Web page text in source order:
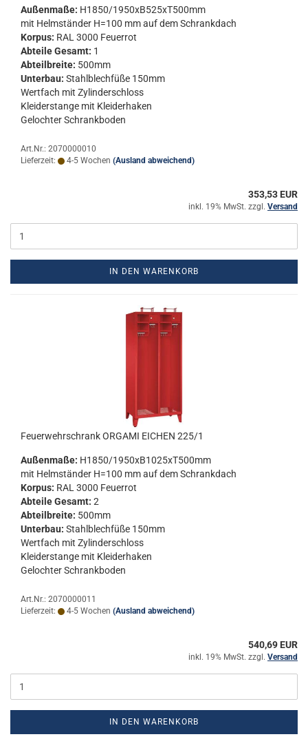
Au­ßen­ma­ße: H1850/1950xB525xT500mm
mit Helm­stän­der H=100 mm auf dem Schrank­dach
Kor­pus: RAL 3000 Feu­er­rot
Ab­tei­le Ge­samt: 1
Ab­teil­brei­te: 500mm
Un­ter­bau: Stahl­blech­fü­ße 150mm
Wert­fach mit Zy­lin­der­schloss
Klei­der­stan­ge mit Klei­der­ha­ken
Ge­loch­ter Schrank­bo­den
Art.Nr.: 2070000010
Lieferzeit:
4-5 Wochen (Ausland abweichend)
353,53 EUR
inkl. 19% MwSt. zzgl. Versand
IN DEN WARENKORB
Feu­er­wehr­schrank OR­GA­MI EI­CHEN 225/1
Au­ßen­ma­ße: H1850/1950xB1025xT500mm
mit Helm­stän­der H=100 mm auf dem Schrank­dach
Kor­pus: RAL 3000 Feu­er­rot
Ab­tei­le Ge­samt: 2
Ab­teil­brei­te: 500mm
Un­ter­bau: Stahl­blech­fü­ße 150mm
Wert­fach mit Zy­lin­der­schloss
Klei­der­stan­ge mit Klei­der­ha­ken
Ge­loch­ter Schrank­bo­den
Art.Nr.: 2070000011
Lieferzeit:
4-5 Wochen (Ausland abweichend)
540,69 EUR
inkl. 19% MwSt. zzgl. Versand
IN DEN WARENKORB